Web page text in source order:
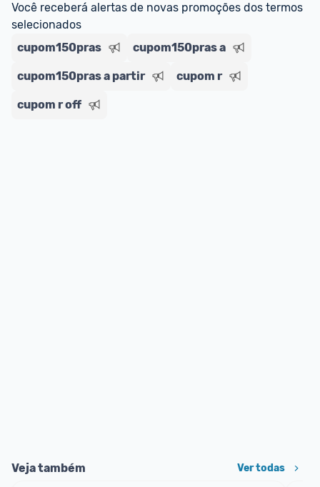
Você receberá alertas de novas promoções dos termos
selecionados
cupom150pras
cupom150pras a
cupom150pras a partir cupom r
cupom r off
Veja também Ver todas